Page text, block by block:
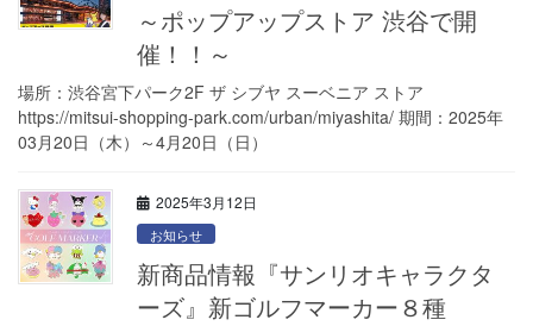
～ポップアップストア 渋谷で開
催！！～
場所：渋谷宮下パーク2F ザ シブヤ スーベニア ストア
https://mitsui-shopping-park.com/urban/miyashita/ 期間：2025年
03月20日（木）～4月20日（日）
2025年3月12日
お知らせ
新商品情報『サンリオキャラクタ
ーズ』新ゴルフマーカー８種